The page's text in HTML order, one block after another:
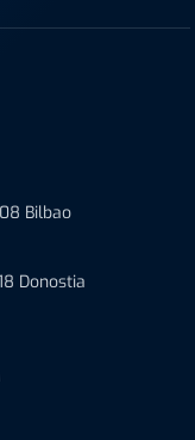
Bilbao
Donostia